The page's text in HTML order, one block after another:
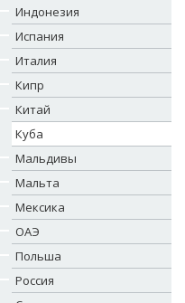
Индонезия
Испания
Италия
Кипр
Китай
Куба
Мальдивы
Мальта
Мексика
ОАЭ
Польша
Россия